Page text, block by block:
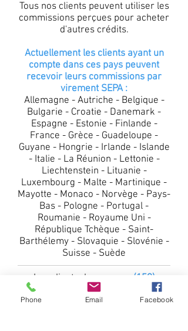
Tous nos clients peuvent utiliser les
commissions perçues pour acheter
d'autres crédits.
Actuellement les clients ayant un
compte dans ces pays peuvent
recevoir leurs commissions par
virement SEPA :
Allemagne - Autriche - Belgique -
Bulgarie - Croatie - Danemark -
Espagne - Estonie - Finlande -
France - Grèce - Guadeloupe -
Guyane - Hongrie - Irlande - Islande
- Italie - La Réunion - Lettonie -
Liechtenstein - Lituanie -
Luxembourg - Malte - Martinique -
Mayotte - Monaco - Norvège - Pays-
Bas - Pologne - Portugal -
Roumanie - Royaume Uni -
République Tchèque - Saint-
Barthélemy - Slovaquie - Slovénie -
Suisse - Suède
Les clients de
ces pays (159)
peuvent recevoir leur commissions
sur leur compteHipay Wallet*
Phone Email Facebook